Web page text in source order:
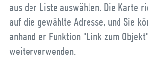
aus der Liste auswählen. Die Karte
auf die gewählte Adresse, und Sie
anhand er Funktion "Link zum Objekt"
weiterverwenden.